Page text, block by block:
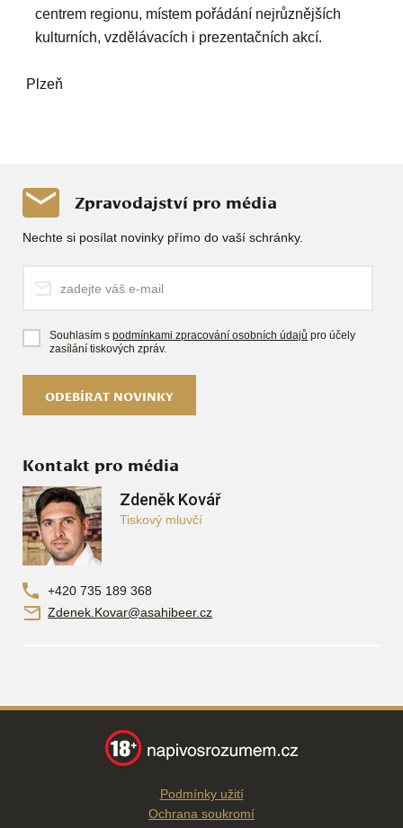
centrem regionu, místem pořádání nejrůznějších
kulturních, vzdělávacích i prezentačních akcí.
Plzeň
Zpravodajství pro média
Nechte si posílat novinky přímo do vaší schránky.
Souhlasím spodmínkami zpracování osobních údajů pro účely
zasílání tiskových zpráv.
ODEBÍRAT NOVINKY
Kontakt pro média
Zdeněk Kovář
Tiskový mluvčí
+420 735 189 368
Zdenek.Kovar@asahibeer.cz
Podmínky užití
Ochrana soukromí